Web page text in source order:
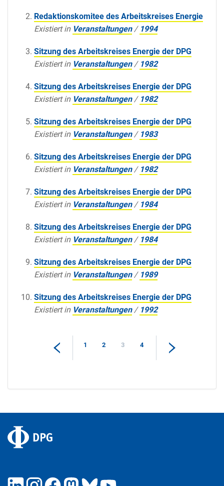
Redaktionskomitee des Arbeitskreises Energie
Existiert in Veranstaltungen / 1994
Sitzung des Arbeitskreises Energie der DPG
Existiert in Veranstaltungen / 1982
Sitzung des Arbeitskreises Energie der DPG
Existiert in Veranstaltungen / 1982
Sitzung des Arbeitskreises Energie der DPG
Existiert in Veranstaltungen / 1983
Sitzung des Arbeitskreises Energie der DPG
Existiert in Veranstaltungen / 1982
Sitzung des Arbeitskreises Energie der DPG
Existiert in Veranstaltungen / 1984
Sitzung des Arbeitskreises Energie der DPG
Existiert in Veranstaltungen / 1984
Sitzung des Arbeitskreises Energie der DPG
Existiert in Veranstaltungen / 1989
Sitzung des Arbeitskreises Energie der DPG
Existiert in Veranstaltungen / 1992
1 2 3 4